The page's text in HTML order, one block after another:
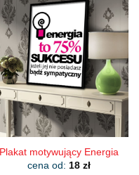
ma
wariantów.
Opcje
można
wybrać
na
stronie
produktu
Plakat motywujący Energia
cena od: 18 zł